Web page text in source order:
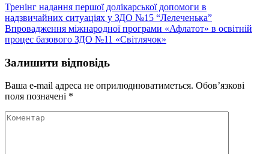
Навігація
записів
Тренінг надання першої долікарської допомоги в
надзвичайних ситуаціях у ЗДО №15 “Лелеченька”
Впровадження міжнародної програми «Афлатот» в освітній
процес базового ЗДО №11 «Світлячок»
Залишити відповідь
Ваша e-mail адреса не оприлюднюватиметься. Обов’язкові
поля позначені *
Коментар